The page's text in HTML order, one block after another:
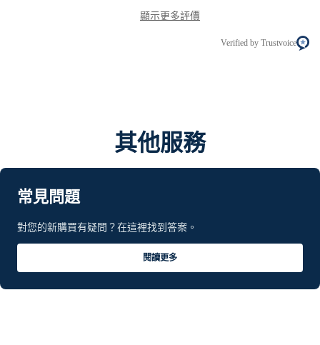
顯示更多評價
Verified by Trustvoice
其他服務
常見問題
對您的新購買有疑問？在這裡找到答案。
閱讀更多